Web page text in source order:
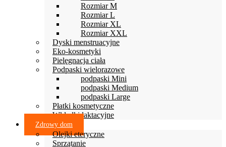
Rozmiar M
Rozmiar L
Rozmiar XL
Rozmiar XXL
Dyski menstruacyjne
Eko-kosmetyki
Pielęgnacja ciała
Podpaski wielorazowe
podpaski Mini
podpaski Medium
podpaski Large
Płatki kosmetyczne
Wkładki laktacyjne
Zdrowy dom
Olejki eteryczne
Sprzątanie